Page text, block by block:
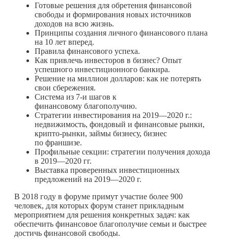
Готовые решения для обретения финансовой
свободы и формирования новых источников
доходов на всю жизнь.
Принципы создания личного финансового плана
на 10 лет вперед.
Правила финансового успеха.
Как привлечь инвесторов в бизнес? Опыт
успешного инвестиционного банкира.
Решение на миллион долларов: как не потерять
свои сбережения.
Система из 7-и шагов к
финансовому благополучию.
Стратегии инвестирования на 2019—2020 г.:
недвижимость, фондовый и финансовые рынки,
крипто-рынки, займы бизнесу, бизнес
по франшизе.
Профильные секции: стратегии получения дохода
в 2019—2020 гг.
Выставка проверенных инвестиционных
предложений на 2019—2020 г.
В 2018 году в форуме примут участие более 900
человек, для которых форум станет прикладным
мероприятием для решения конкретных задач: как
обеспечить финансовое благополучие семьи и быстрее
достичь финансовой свободы.